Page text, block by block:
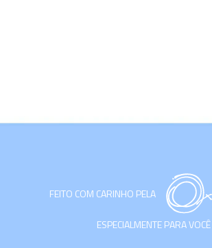
FEITO COM CARINHO PELA
ESPECIALMENTE PARA VOCÊ